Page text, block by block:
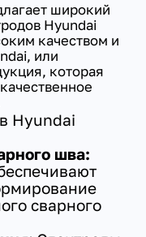
широкий
Hyundai
качеством и
или
которая
Hyundai
шва:
сварного